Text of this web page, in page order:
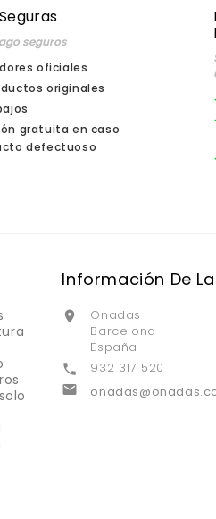
seguros
oficiales
originales
gratuita en caso
defectuoso
Información De

Onadas
Barcelona
España
 932 317 520
